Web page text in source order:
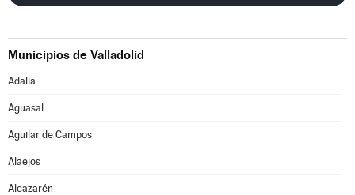
Municipios de Valladolid
Adalia
Aguasal
Aguilar de Campos
Alaejos
Alcazarén